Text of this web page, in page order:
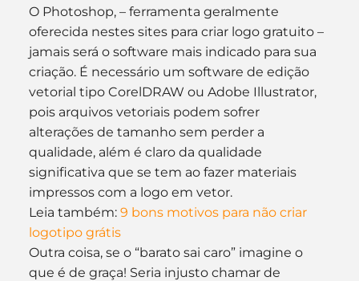
O Photoshop, – ferramenta geralmente
oferecida nestes sites para criar logo gratuito –
jamais será o software mais indicado para sua
criação. É necessário um software de edição
vetorial tipo CorelDRAW ou Adobe Illustrator,
pois arquivos vetoriais podem sofrer
alterações de tamanho sem perder a
qualidade, além é claro da qualidade
significativa que se tem ao fazer materiais
impressos com a logo em vetor.
Leia também: 9 bons motivos para não criar
logotipo grátis
Outra coisa, se o “barato sai caro” imagine o
que é de graça! Seria injusto chamar de